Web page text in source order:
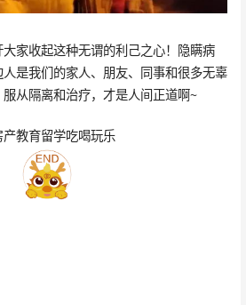
家收起这种无谓的利己之心！隐瞒病
是我们的家人、朋友、同事和很多无辜
从隔离和治疗，才是人间正道啊~
教育留学吃喝玩乐